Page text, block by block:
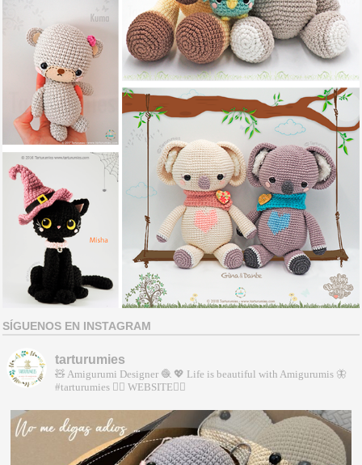
SÍGUENOS EN INSTAGRAM
tarturumies
🧸 Amigurumi Designer 🧶 💖 Life is beautiful with Amigurumis 🦋
#tarturumies 👇🏻 WEBSITE👇🏻